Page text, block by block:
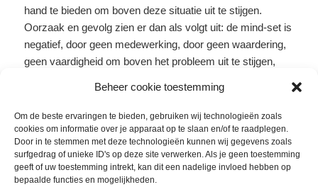
Beheer cookie toestemming
Om de beste ervaringen te bieden, gebruiken wij technologieën zoals
cookies om informatie over je apparaat op te slaan en/of te raadplegen.
Door in te stemmen met deze technologieën kunnen wij gegevens zoals
surfgedrag of unieke ID's op deze site verwerken. Als je geen toestemming
geeft of uw toestemming intrekt, kan dit een nadelige invloed hebben op
bepaalde functies en mogelijkheden.
hand te bieden om boven deze situatie uit te stijgen.
Oorzaak en gevolg zien er dan als volgt uit: de mind-set is
negatief, door geen medewerking, door geen waardering,
geen vaardigheid om boven het probleem uit te stijgen,
laten verdwijnen, geen toekomst/ trots, dus geen plezier,
geen kwaliteit van leven, geen verandering in de huidige
situatie en cultuur én uiteindelijk geen florerende
omgeving.
Door één van de effecten uit deze keten te verhelpen,
richten we ons op het eindresultaat; een fijne omgeving,